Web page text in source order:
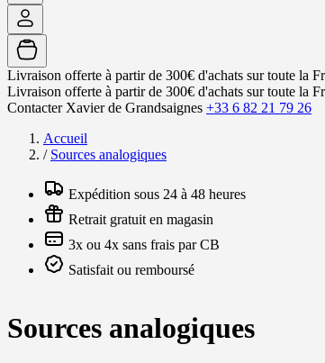
Livraison offerte à partir de 300€ d'achats sur toute la
Livraison offerte à partir de 300€ d'achats sur toute la
Contacter Xavier de Grandsaignes +33 6 82 21 79 26
Accueil
/ Sources analogiques
Expédition sous 24 à 48 heures
Retrait gratuit en magasin
3x ou 4x sans frais par CB
Satisfait ou remboursé
Sources analogiques